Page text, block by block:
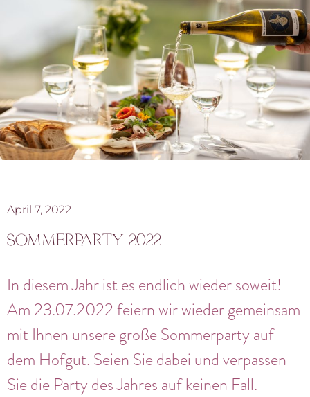
April 7, 2022
Sommerparty 2022
In diesem Jahr ist es endlich wieder soweit!
Am 23.07.2022 feiern wir wieder gemeinsam
mit Ihnen unsere große Sommerparty auf
dem Hofgut. Seien Sie dabei und verpassen
Sie die Party des Jahres auf keinen Fall.